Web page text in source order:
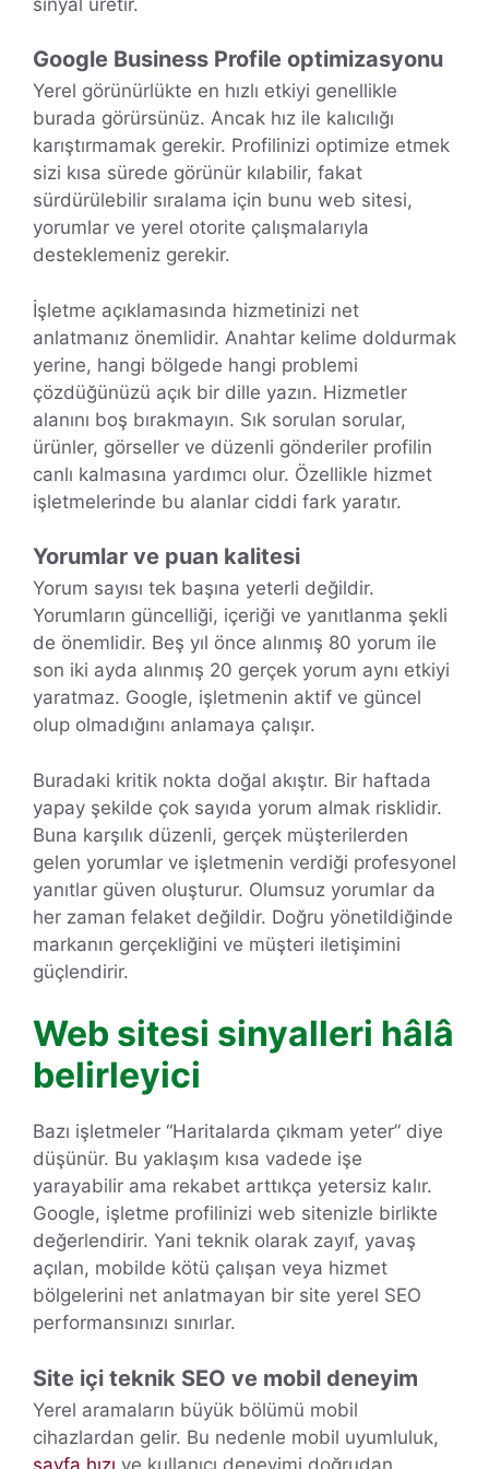
Google Business Profile optimizasyonu
Yerel görünürlükte en hızlı etkiyi genellikle
burada görürsünüz. Ancak hız ile kalıcılığı
karıştırmamak gerekir. Profilinizi optimize etmek
sizi kısa sürede görünür kılabilir, fakat
sürdürülebilir sıralama için bunu web sitesi,
yorumlar ve yerel otorite çalışmalarıyla
desteklemeniz gerekir.
İşletme açıklamasında hizmetinizi net
anlatmanız önemlidir. Anahtar kelime doldurmak
yerine, hangi bölgede hangi problemi
çözdüğünüzü açık bir dille yazın. Hizmetler
alanını boş bırakmayın. Sık sorulan sorular,
ürünler, görseller ve düzenli gönderiler profilin
canlı kalmasına yardımcı olur. Özellikle hizmet
işletmelerinde bu alanlar ciddi fark yaratır.
Yorumlar ve puan kalitesi
Yorum sayısı tek başına yeterli değildir.
Yorumların güncelliği, içeriği ve yanıtlanma şekli
de önemlidir. Beş yıl önce alınmış 80 yorum ile
son iki ayda alınmış 20 gerçek yorum aynı etkiyi
yaratmaz. Google, işletmenin aktif ve güncel
olup olmadığını anlamaya çalışır.
Buradaki kritik nokta doğal akıştır. Bir haftada
yapay şekilde çok sayıda yorum almak risklidir.
Buna karşılık düzenli, gerçek müşterilerden
gelen yorumlar ve işletmenin verdiği profesyonel
yanıtlar güven oluşturur. Olumsuz yorumlar da
her zaman felaket değildir. Doğru yönetildiğinde
markanın gerçekliğini ve müşteri iletişimini
güçlendirir.
Web sitesi sinyalleri hâlâ
belirleyici
Bazı işletmeler “Haritalarda çıkmam yeter” diye
düşünür. Bu yaklaşım kısa vadede işe
yarayabilir ama rekabet arttıkça yetersiz kalır.
Google, işletme profilinizi web sitenizle birlikte
değerlendirir. Yani teknik olarak zayıf, yavaş
açılan, mobilde kötü çalışan veya hizmet
bölgelerini net anlatmayan bir site yerel SEO
performansınızı sınırlar.
Site içi teknik SEO ve mobil deneyim
Yerel aramaların büyük bölümü mobil
cihazlardan gelir. Bu nedenle mobil uyumluluk,
sayfa hızı ve kullanıcı deneyimi doğrudan